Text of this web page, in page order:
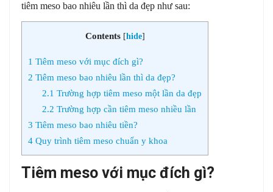
tiêm meso bao nhiêu lần thì da đẹp như sau:
Contents [hide]
1 Tiêm meso với mục đích gì?
2 Tiêm meso bao nhiêu lần thì da đẹp?
2.1 Trường hợp tiêm meso một lần da đẹp
2.2 Trường hợp cần tiêm meso nhiều lần
3 Tiêm meso bao nhiêu tiền?
4 Quy trình tiêm meso chuẩn y khoa
Tiêm meso với mục đích gì?